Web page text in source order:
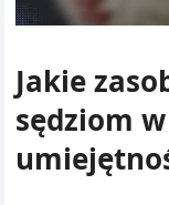
Jakie
sędziom